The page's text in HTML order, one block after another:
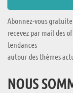
Abonnez-vous
recevez par mail des
tendances
autour des thèmes
NOUS